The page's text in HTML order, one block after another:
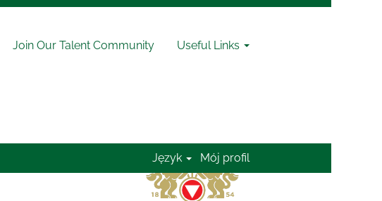
Join Our Talent Community Useful Links
Język Mój profil